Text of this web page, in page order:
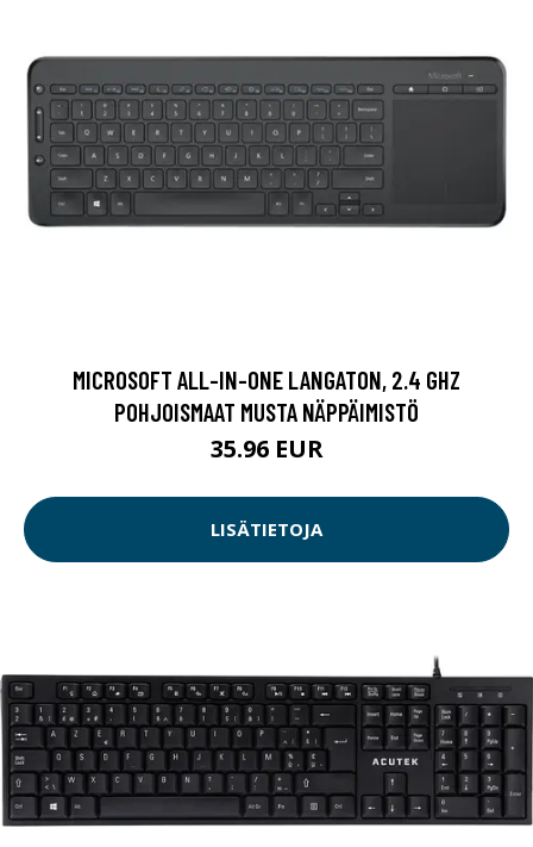
MICROSOFT ALL-IN-ONE LANGATON, 2.4 GHZ
POHJOISMAAT MUSTA NÄPPÄIMISTÖ
35.96 EUR
LISÄTIETOJA